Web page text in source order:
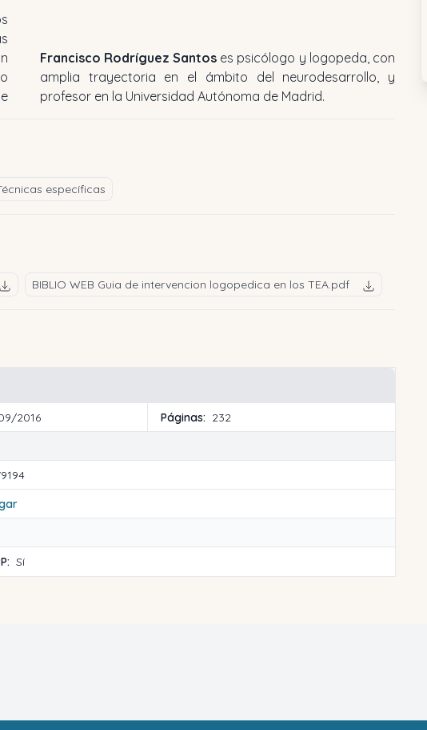
Francisco Rodríguez Santos es psicólogo y logopeda, con
amplia trayectoria en el ámbito del neurodesarrollo, y
profesor en la Universidad Autónoma de Madrid.
específicas
BIBLIO WEB Guia de intervencion logopedica en los TEA.pdf
2016 Páginas: 232
Sí